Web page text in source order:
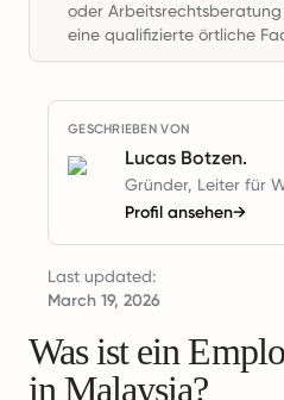
oder
eine qualifizierte örtliche
GESCHRIEBEN VON
Lucas Botzen.
Gründer, Leiter für
Profil ansehen→
Last updated:
March 19, 2026
Was ist ein
in Malaysia?